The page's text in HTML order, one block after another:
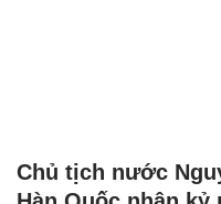
Chủ tịch nước